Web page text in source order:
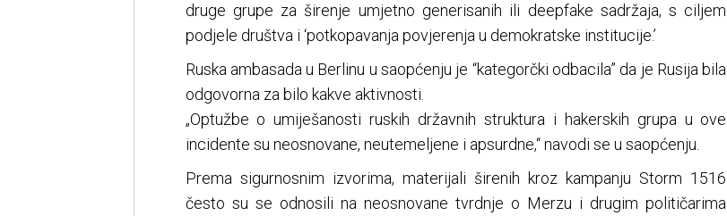
druge grupe za širenje umjetno generisanih ili deepfake sadržaja, s ciljem
podjele društva i ‘potkopavanja povjerenja u demokratske institucije.’
Ruska ambasada u Berlinu u saopćenju je “kategorčki odbacila” da je Rusija bila
odgovorna za bilo kakve aktivnosti.
„Optužbe o umiješanosti ruskih državnih struktura i hakerskih grupa u ove
incidente su neosnovane, neutemeljene i apsurdne,“ navodi se u saopćenju.
Prema sigurnosnim izvorima, materijali širenih kroz kampanju Storm 1516
često su se odnosili na neosnovane tvrdnje o Merzu i drugim političarima